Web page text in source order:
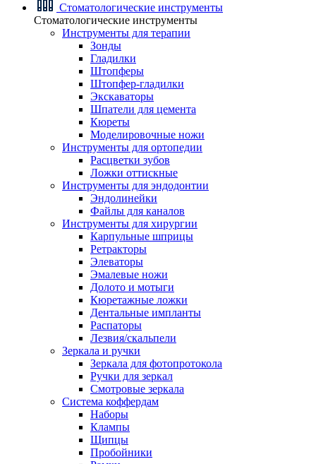
Стоматологические инструменты
Стоматологические инструменты
Инструменты для терапии
Зонды
Гладилки
Штопферы
Штопфер-гладилки
Экскаваторы
Шпатели для цемента
Кюреты
Моделировочные ножи
Инструменты для ортопедии
Расцветки зубов
Ложки оттискные
Инструменты для эндодонтии
Эндолинейки
Файлы для каналов
Инструменты для хирургии
Карпульные шприцы
Ретракторы
Элеваторы
Эмалевые ножи
Долото и мотыги
Кюретажные ложки
Дентальные импланты
Распаторы
Лезвия/скальпели
Зеркала и ручки
Зеркала для фотопротокола
Ручки для зеркал
Смотровые зеркала
Система коффердам
Наборы
Клампы
Щипцы
Пробойники